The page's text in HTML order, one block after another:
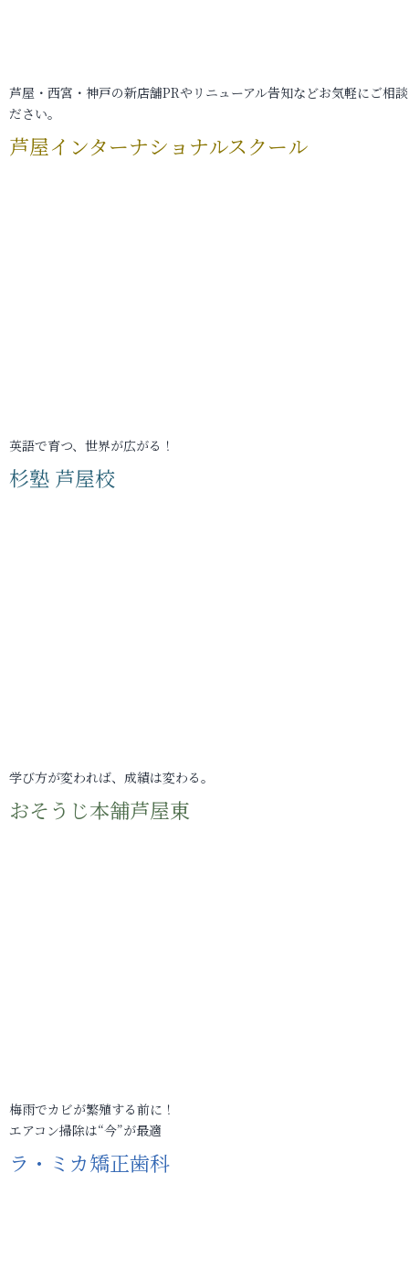
芦屋・西宮・神戸の新店舗PRやリニューアル告知などお気軽にご相
ださい。
芦屋インターナショナルスクール
英語で育つ、世界が広がる！
杉塾 芦屋校
学び方が変われば、成績は変わる。
おそうじ本舗芦屋東
梅雨でカビが繁殖する前に！
エアコン掃除は“今”が最適
ラ・ミカ矯正歯科